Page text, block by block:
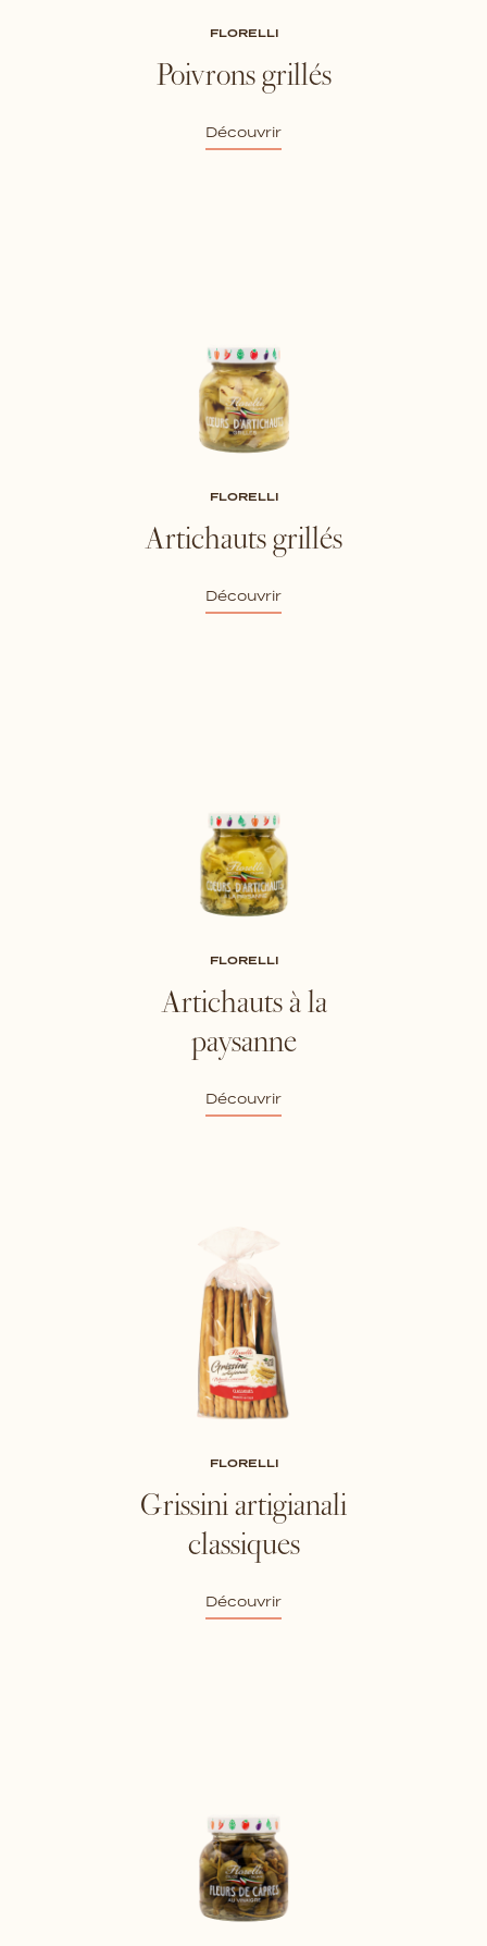
FLORELLI
Poivrons grillés
Découvrir
FLORELLI
Artichauts grillés
Découvrir
FLORELLI
Artichauts à la
paysanne
Découvrir
FLORELLI
Grissini artigianali
classiques
Découvrir